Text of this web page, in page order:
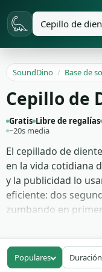
SoundDino / Base de
Cepillo de
Gratis Libre de regalías
~20s media
El cepillado de
en la vida cotidiana
y la publicidad lo
eficiente: dos
zumbando en
Estas 10
cepillo de dientes:
esmalte y el
Populares Duración